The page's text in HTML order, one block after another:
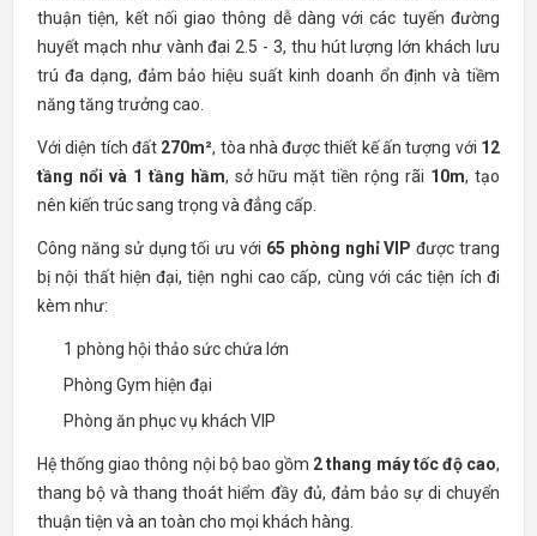
thuận tiện, kết nối giao thông dễ dàng với các tuyến đường
huyết mạch như vành đai 2.5 - 3, thu hút lượng lớn khách lưu
trú đa dạng, đảm bảo hiệu suất kinh doanh ổn định và tiềm
năng tăng trưởng cao.
Với diện tích đất 270m², tòa nhà được thiết kế ấn tượng với 12
tầng nổi và 1 tầng hầm, sở hữu mặt tiền rộng rãi 10m, tạo
nên kiến trúc sang trọng và đẳng cấp.
Công năng sử dụng tối ưu với 65 phòng nghỉ VIP được trang
bị nội thất hiện đại, tiện nghi cao cấp, cùng với các tiện ích đi
kèm như:
1 phòng hội thảo sức chứa lớn
Phòng Gym hiện đại
Phòng ăn phục vụ khách VIP
Hệ thống giao thông nội bộ bao gồm 2 thang máy tốc độ cao,
thang bộ và thang thoát hiểm đầy đủ, đảm bảo sự di chuyển
thuận tiện và an toàn cho mọi khách hàng.